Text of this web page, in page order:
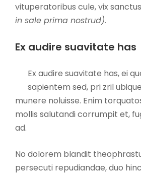
vituperatoribus cule, vix
in sale prima nostrud).
Ex audire suavitate has
Ex audire suavitate has, ei
sapientem sed, pri zril
munere noluisse. Enim
mollis salutandi corrumpit et,
ad.
No dolorem blandit
persecuti repudiandae, duo